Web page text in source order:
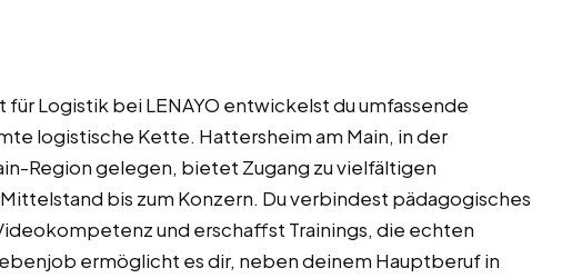
für Logistik bei LENAYO entwickelst du umfassende
logistische Kette. Hattersheim am Main, in der
Region gelegen, bietet Zugang zu vielfältigen
bis zum Konzern. Du verbindest pädagogisches
und erschaffst Trainings, die echten
ermöglicht es dir, neben deinem Hauptberuf in